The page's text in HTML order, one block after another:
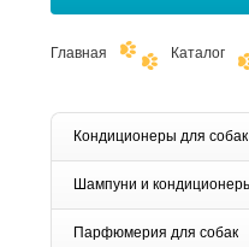
Главная Каталог
Кондиционеры для собак
Парфюмерия для собак